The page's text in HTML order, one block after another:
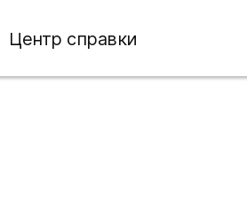
Центр справки